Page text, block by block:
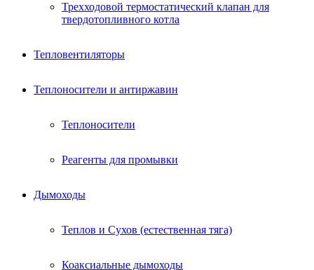
Трехходовой термостатический клапан для
твердотопливного котла
Тепловентиляторы
Теплоносители и антиржавин
Теплоносители
Реагенты для промывки
Дымоходы
Теплов и Сухов (естественная тяга)
Коаксиальные дымоходы